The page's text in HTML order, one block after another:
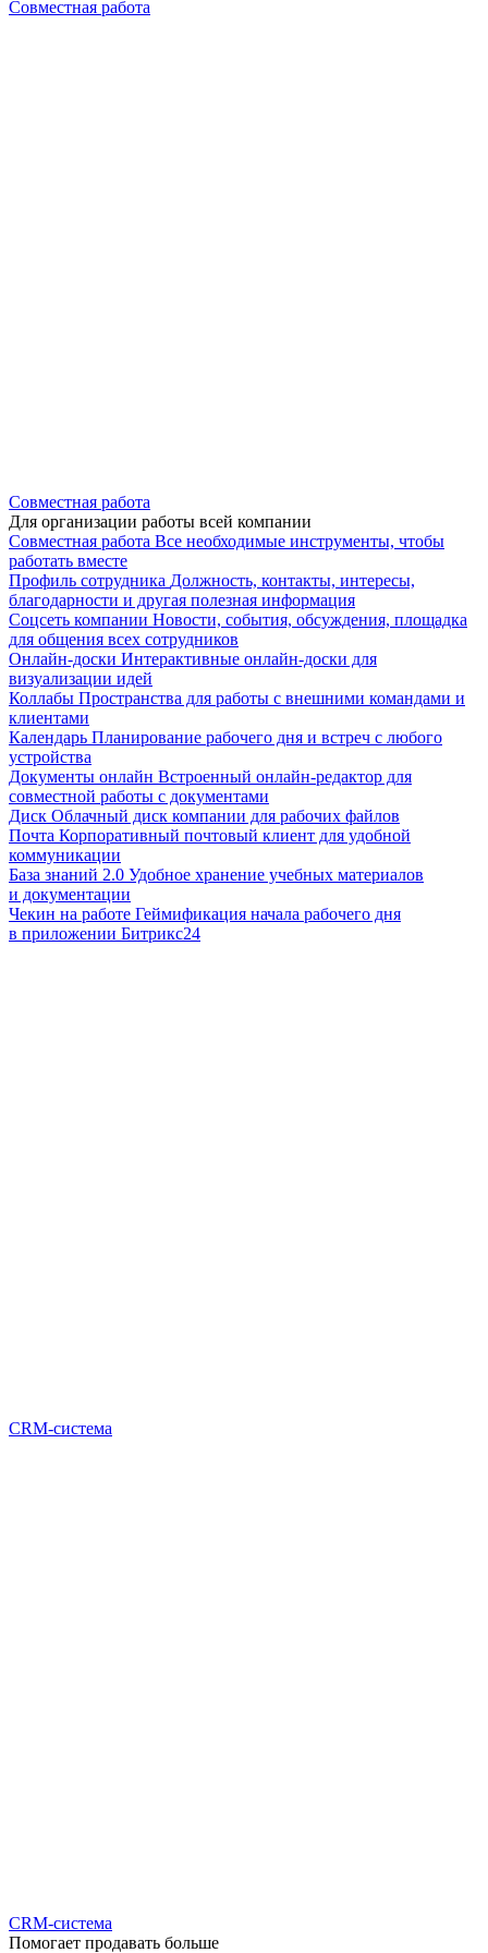
Совместная работа
Совместная работа
Для организации работы всей компании
Совместная работа Все необходимые инструменты, чтобы
работать вместе
Профиль сотрудника Должность, контакты, интересы,
благодарности и другая полезная информация
Соцсеть компании Новости, события, обсуждения, площадка
для общения всех сотрудников
Онлайн-доски Интерактивные онлайн-доски для
визуализации идей
Коллабы Пространства для работы с внешними командами и
клиентами
Календарь Планирование рабочего дня и встреч с любого
устройства
Документы онлайн Встроенный онлайн-редактор для
совместной работы с документами
Диск Облачный диск компании для рабочих файлов
Почта Корпоративный почтовый клиент для удобной
коммуникации
База знаний 2.0 Удобное хранение учебных материалов
и документации
Чекин на работе Геймификация начала рабочего дня
в приложении Битрикс24
CRM-система
CRM-система
Помогает продавать больше